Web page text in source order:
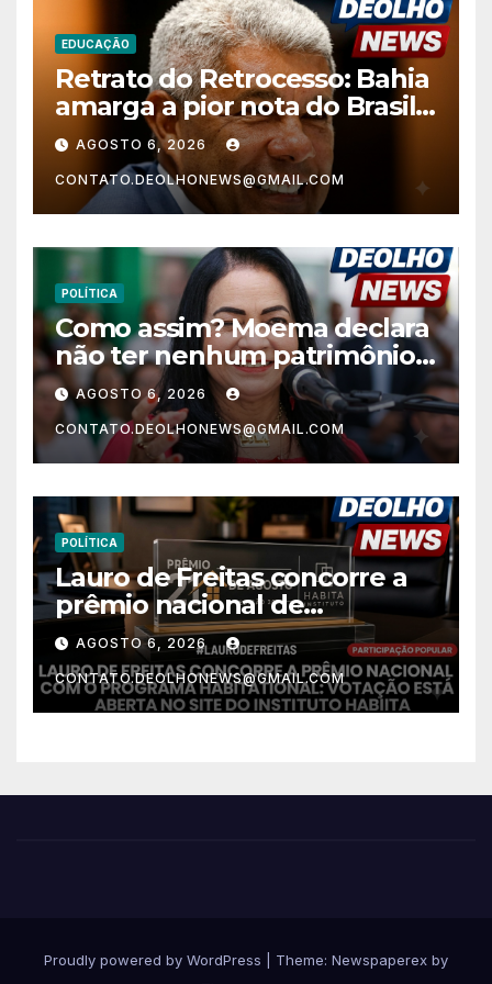
EDUCAÇÃO
Retrato do Retrocesso: Bahia
amarga a pior nota do Brasil
nos anos finais do Ensino
Fundamental e a menor do
Nordeste no Ensino Médio
AGOSTO 6, 2026
CONTATO.DEOLHONEWS@GMAIL.COM
POLÍTICA
Como assim? Moema declara
não ter nenhum patrimônio
após 30 anos na vida pública?
AGOSTO 6, 2026
CONTATO.DEOLHONEWS@GMAIL.COM
POLÍTICA
Lauro de Freitas concorre a
prêmio nacional de
habitação com o projeto “Tá
Rebocado”; votação está
aberta
AGOSTO 6, 2026
CONTATO.DEOLHONEWS@GMAIL.COM
Proudly powered by WordPress
Theme: Newspaperex by